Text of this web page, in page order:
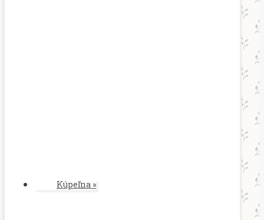
Kúpeľna »